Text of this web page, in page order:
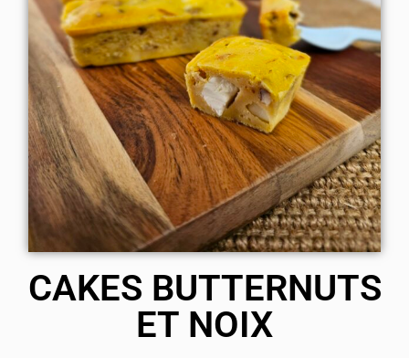
CAKES BUTTERNUTS
ET NOIX